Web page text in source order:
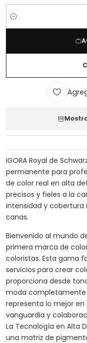
Cantidad
IGORA Royal de
permanente para
de color real en alta
precisos y fieles a la
intensidad y
canas.
Bienvenido al mundo
primera marca de
coloristas. Esta gama
servicios para crear
proporciona desde
moda completamente
representa lo mejor
vanguardia y
La Tecnología en Alta
una matriz de